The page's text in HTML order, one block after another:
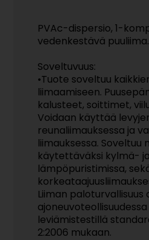
PVAc-dispersio, 1-
vedenkestävä puuliima.
Soveltuvuus:
•Tuote soveltuu
liimaamiseen.
kalusteet, soittimet,
Voidaan käyttää
reunaliimauksessa ja
liimauksessa. Soveltuu
käytettäväksi kylmä- ja
lämpöpuristimissa,
Liiman
leviämistestillä
2:2006 mukaan.